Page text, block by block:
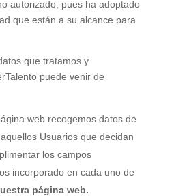
autorizado, pues ha adoptado
que están a su alcance para
que tratamos y
puede venir de
web recogemos datos de
Usuarios que decidan
los campos
incorporado en cada uno de
página web.